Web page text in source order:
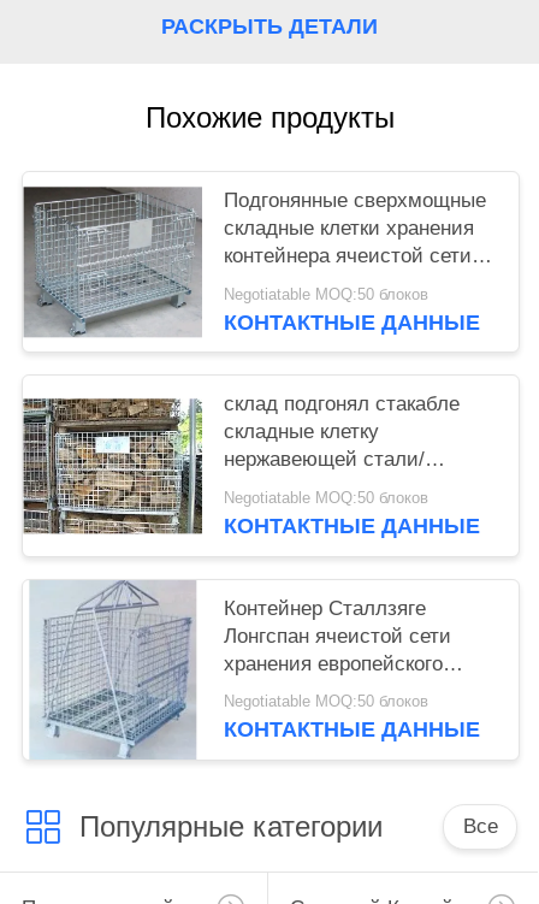
РАСКРЫТЬ ДЕТАЛИ
Похожие продукты
Подгонянные сверхмощные
складные клетки хранения
контейнера ячеистой сети с
именной табличкой
Negotiatable MOQ:50 блоков
КОНТАКТНЫЕ ДАННЫЕ
склад подгонял стакабле
складные клетку
нержавеющей стали/
контейнер ячеистой сети
Negotiatable MOQ:50 блоков
КОНТАКТНЫЕ ДАННЫЕ
Контейнер Сталлзяге
Лонгспан ячеистой сети
хранения европейского
стандарта стальной
Negotiatable MOQ:50 блоков
КОНТАКТНЫЕ ДАННЫЕ
Популярные категории Все